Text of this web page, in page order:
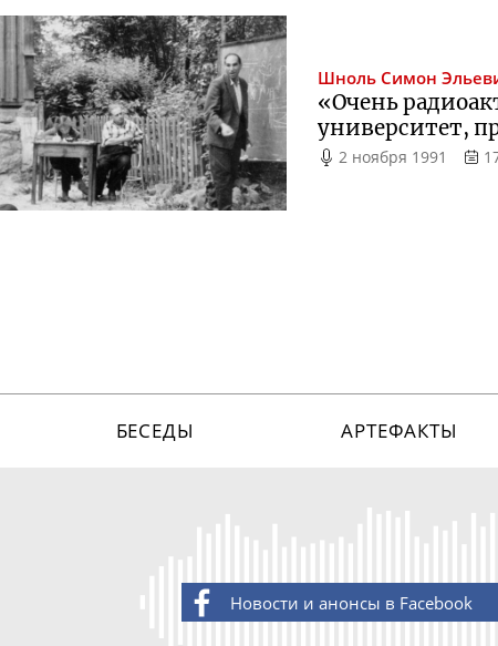
Шноль Симон
«Очень
университет,
2 ноября 1991
БЕСЕДЫ АРТЕФАКТЫ
Новости и анонсы в Facebook